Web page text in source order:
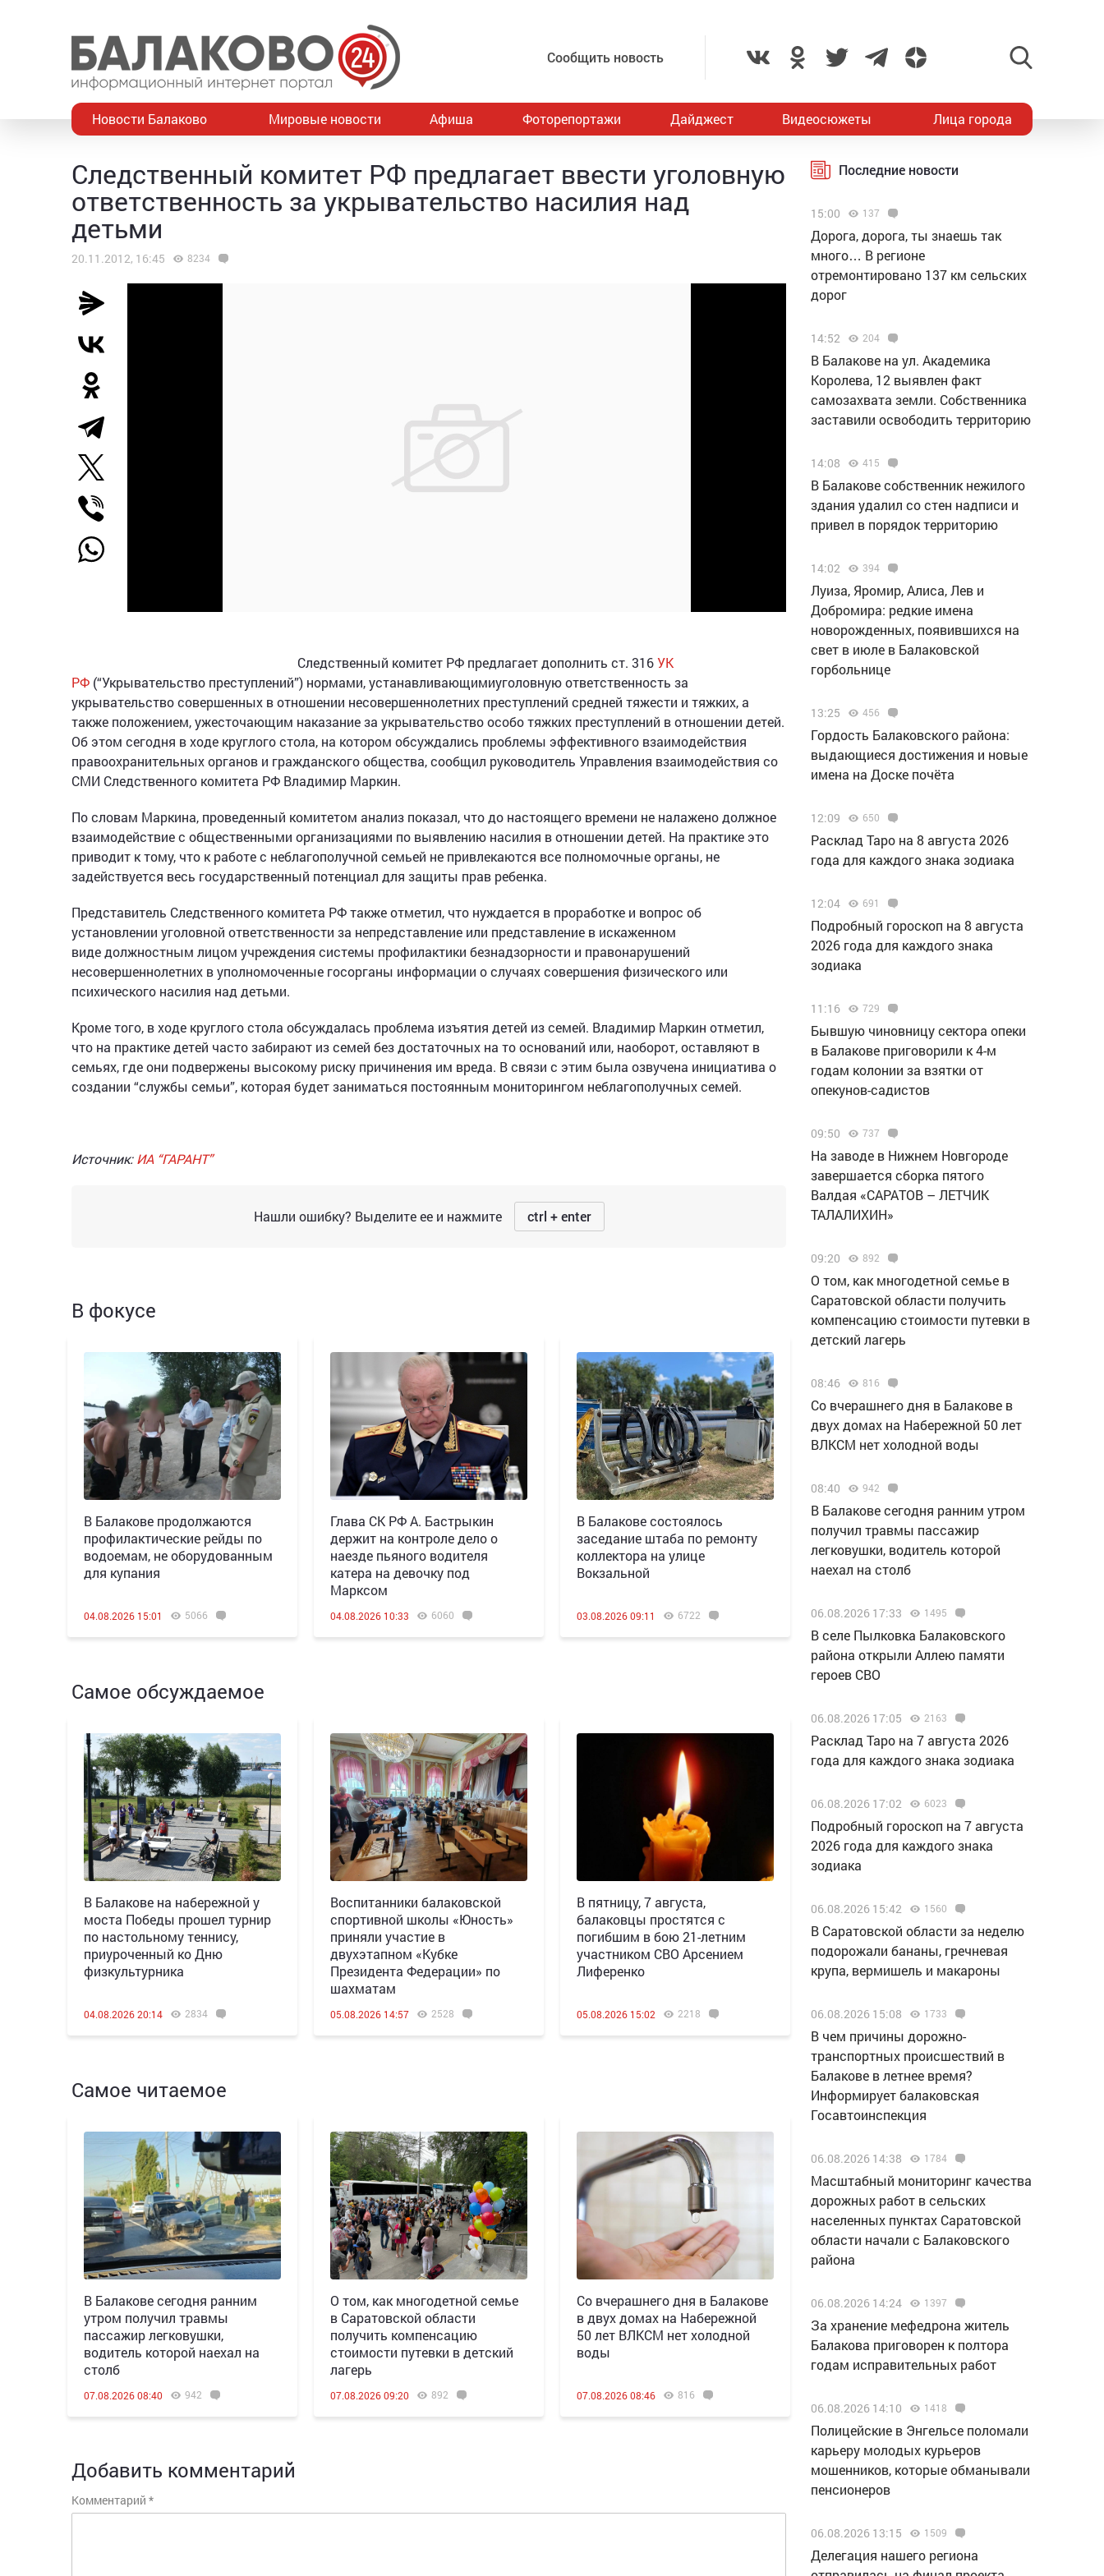
Сообщить новость
Новости Балаково Мировые новости Афиша Фоторепортажи Дайджест Видеосюжеты Лица города
Следственный комитет РФ предлагает ввести уголовную
ответственность за укрывательство насилия над
детьми
20.11.2012, 16:45 8234
Следственный комитет РФ предлагает дополнить ст. 316УК
РФ (“Укрывательство преступлений”) нормами, устанавливающимиуголовную ответственность за
укрывательство совершенных в отношении несовершеннолетних преступлений средней тяжести и тяжких, а
также положением, ужесточающим наказание за укрывательство особо тяжких преступлений в отношении детей.
Об этом сегодня в ходе круглого стола, на котором обсуждались проблемы эффективного взаимодействия
правоохранительных органов и гражданского общества, сообщил руководитель Управления взаимодействия со
СМИ Следственного комитета РФ Владимир Маркин.
По словам Маркина, проведенный комитетом анализ показал, что до настоящего времени не налажено должное
взаимодействие с общественными организациями по выявлению насилия в отношении детей. На практике это
приводит к тому, что к работе с неблагополучной семьей не привлекаются все полномочные органы, не
задействуется весь государственный потенциал для защиты прав ребенка.
Представитель Следственного комитета РФ также отметил, что нуждается в проработке и вопрос об
установлении уголовной ответственности за непредставление или представление в искаженном
виде должностным лицом учреждения системы профилактики безнадзорности и правонарушений
несовершеннолетних в уполномоченные госорганы информации о случаях совершения физического или
психического насилия над детьми.
Кроме того, в ходе круглого стола обсуждалась проблема изъятия детей из семей. Владимир Маркин отметил,
что на практике детей часто забирают из семей без достаточных на то оснований или, наоборот, оставляют в
семьях, где они подвержены высокому риску причинения им вреда. В связи с этим была озвучена инициатива о
создании “службы семьи”, которая будет заниматься постоянным мониторингом неблагополучных семей.
Источник:ИА “ГАРАНТ”
Нашли ошибку? Выделите ее и нажмите ctrl + enter
В фокусе
В Балакове продолжаются
профилактические рейды по
водоемам, не оборудованным
для купания
04.08.2026 15:01 5066
Глава СК РФ А. Бастрыкин
держит на контроле дело о
наезде пьяного водителя
катера на девочку под
Марксом
04.08.2026 10:33 6060
В Балакове состоялось
заседание штаба по ремонту
коллектора на улице
Вокзальной
03.08.2026 09:11 6722
Самое обсуждаемое
В Балакове на набережной у
моста Победы прошел турнир
по настольному теннису,
приуроченный ко Дню
физкультурника
04.08.2026 20:14 2834
Воспитанники балаковской
спортивной школы «Юность»
приняли участие в
двухэтапном «Кубке
Президента Федерации» по
шахматам
05.08.2026 14:57 2528
В пятницу, 7 августа,
балаковцы простятся с
погибшим в бою 21-летним
участником СВО Арсением
Лиференко
05.08.2026 15:02 2218
Самое читаемое
В Балакове сегодня ранним
утром получил травмы
пассажир легковушки,
водитель которой наехал на
столб
07.08.2026 08:40 942
О том, как многодетной семье
в Саратовской области
получить компенсацию
стоимости путевки в детский
лагерь
07.08.2026 09:20 892
Со вчерашнего дня в Балакове
в двух домах на Набережной
50 лет ВЛКСМ нет холодной
воды
07.08.2026 08:46 816
Добавить комментарий
Комментарий *
Последние новости
15:00 137
Дорога, дорога, ты знаешь так
много… В регионе
отремонтировано 137 км сельских
дорог
14:52 204
В Балакове на ул. Академика
Королева, 12 выявлен факт
самозахвата земли. Собственника
заставили освободить территорию
14:08 415
В Балакове собственник нежилого
здания удалил со стен надписи и
привел в порядок территорию
14:02 394
Луиза, Яромир, Алиса, Лев и
Добромира: редкие имена
новорожденных, появившихся на
свет в июле в Балаковской
горбольнице
13:25 456
Гордость Балаковского района:
выдающиеся достижения и новые
имена на Доске почёта
12:09 650
Расклад Таро на 8 августа 2026
года для каждого знака зодиака
12:04 691
Подробный гороскоп на 8 августа
2026 года для каждого знака
зодиака
11:16 729
Бывшую чиновницу сектора опеки
в Балакове приговорили к 4-м
годам колонии за взятки от
опекунов-садистов
09:50 737
Н️а заводе в Нижнем Новгороде
завершается сборка пятого
Валдая «САРАТОВ – ЛЕТЧИК
ТАЛАЛИХИН»
09:20 892
О том, как многодетной семье в
Саратовской области получить
компенсацию стоимости путевки в
детский лагерь
08:46 816
Со вчерашнего дня в Балакове в
двух домах на Набережной 50 лет
ВЛКСМ нет холодной воды
08:40 942
В Балакове сегодня ранним утром
получил травмы пассажир
легковушки, водитель которой
наехал на столб
06.08.2026 17:33 1495
В селе Пылковка Балаковского
района открыли Аллею памяти
героев СВО
06.08.2026 17:05 2163
Расклад Таро на 7 августа 2026
года для каждого знака зодиака
06.08.2026 17:02 6023
Подробный гороскоп на 7 августа
2026 года для каждого знака
зодиака
06.08.2026 15:42 1560
В Саратовской области за неделю
подорожали бананы, гречневая
крупа, вермишель и макароны
06.08.2026 15:08 1733
В чем причины дорожно-
транспортных происшествий в
Балакове в летнее время?
Информирует балаковская
Госавтоинспекция
06.08.2026 14:38 1784
Масштабный мониторинг качества
дорожных работ в сельских
населенных пунктах Саратовской
области начали с Балаковского
района
06.08.2026 14:24 1397
За хранение мефедрона житель
Балакова приговорен к полтора
годам исправительных работ
06.08.2026 14:10 1418
Полицейские в Энгельсе поломали
карьеру молодых курьеров
мошенников, которые обманывали
пенсионеров
06.08.2026 13:15 1509
Делегация нашего региона